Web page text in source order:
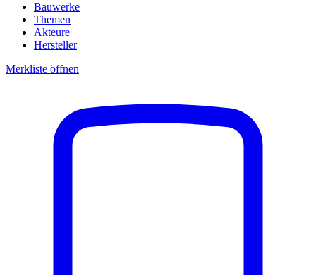
Bauwerke
Themen
Akteure
Hersteller
Merkliste öffnen